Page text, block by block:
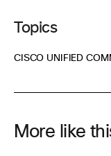
Topics
CISCO UNIFIED
More like